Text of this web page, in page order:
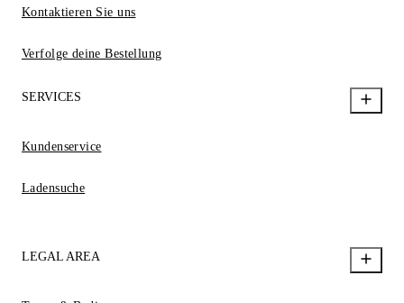
Kontaktieren Sie uns
Verfolge deine Bestellung
SERVICES
Kundenservice
Ladensuche
LEGAL AREA